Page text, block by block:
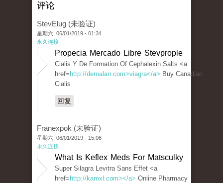
评论
StevElug (未验证)
星期六, 06/01/2019 - 01:34
永久连接
Propecia Mercado Libre Stevprople
Cialis Y De Formation Of Cephalexin Salts <a
href= http://demalan.com>viagra</a> Buy Canadian
Cialis
回复
Franexpok (未验证)
星期六, 06/01/2019 - 15:06
永久连接
What Is Keflex Meds For Matsculky
Super Silagra Levitra Sans Effet <a
href= http://kamxl.com></a> Online Pharmacy